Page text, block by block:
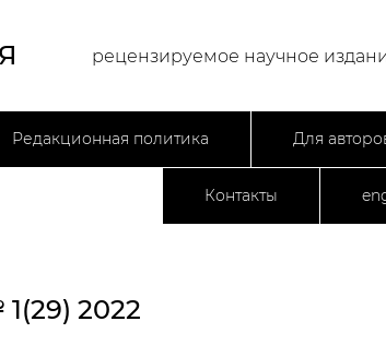
рецензируемое научное
Редакционная политика Для
Контакты
2022